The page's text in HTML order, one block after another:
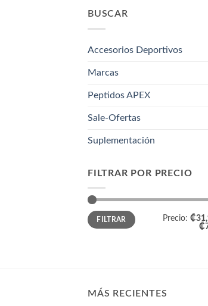
BUSCAR
Accesorios Deportivos
Marcas
Peptidos APEX
Sale-Ofertas
Suplementación
FILTRAR POR PRECIO
Precio
mínimo
Precio
máximo
FILTRAR Precio:
MÁS RECIENTES